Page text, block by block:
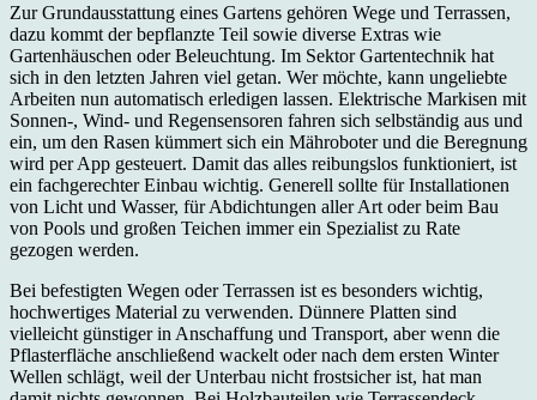
Zur Grundausstattung eines Gartens gehören Wege und Terrassen,
dazu kommt der bepflanzte Teil sowie diverse Extras wie
Gartenhäuschen oder Beleuchtung. Im Sektor Gartentechnik hat
sich in den letzten Jahren viel getan. Wer möchte, kann ungeliebte
Arbeiten nun automatisch erledigen lassen. Elektrische Markisen mit
Sonnen-, Wind- und Regensensoren fahren sich selbständig aus und
ein, um den Rasen kümmert sich ein Mähroboter und die Beregnung
wird per App gesteuert. Damit das alles reibungslos funktioniert, ist
ein fachgerechter Einbau wichtig. Generell sollte für Installationen
von Licht und Wasser, für Abdichtungen aller Art oder beim Bau
von Pools und großen Teichen immer ein Spezialist zu Rate
gezogen werden.
Bei befestigten Wegen oder Terrassen ist es besonders wichtig,
hochwertiges Material zu verwenden. Dünnere Platten sind
vielleicht günstiger in Anschaffung und Transport, aber wenn die
Pflasterfläche anschließend wackelt oder nach dem ersten Winter
Wellen schlägt, weil der Unterbau nicht frostsicher ist, hat man